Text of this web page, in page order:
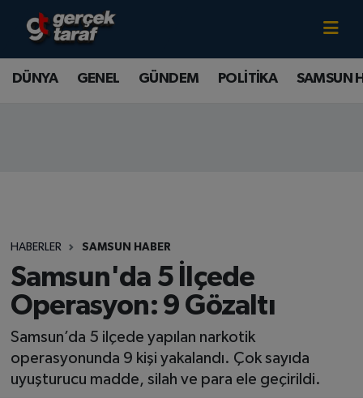
DÜNYA GENEL GÜNDEM POLİTİKA SAMSUN
HABERLER SAMSUN HABER
Samsun'da 5 İlçede
Operasyon: 9 Gözaltı
Samsun’da 5 ilçede yapılan narkotik
operasyonunda 9 kişi yakalandı. Çok sayıda
uyuşturucu madde, silah ve para ele geçirildi.
Canlı TV İzle
DÜNYA
SAMSUNSPOR
SAĞLIK
TEKNOLOJİ
Samsun Nöbetçi Eczaneler
Tüm Manşetler
Son Dakika Haberleri
Haber Arşivi